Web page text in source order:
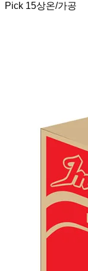
Pick 15상온/가공